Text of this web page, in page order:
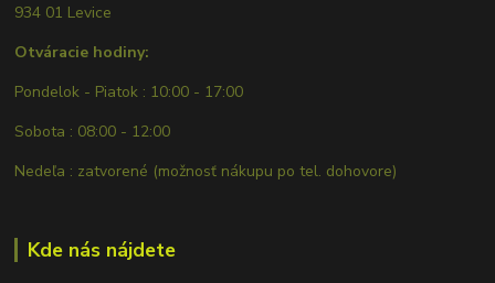
934 01 Levice
Otváracie hodiny:
Pondelok - Piatok : 10:00 - 17:00
Sobota : 08:00 - 12:00
Nedeľa : zatvorené (možnosť nákupu po tel. dohovore)
Kde nás nájdete